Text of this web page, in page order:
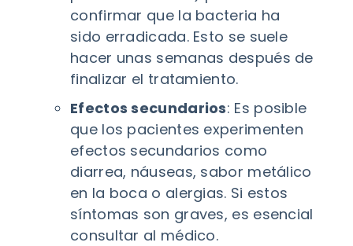
confirmar que la bacteria ha
sido erradicada. Esto se suele
hacer unas semanas después de
finalizar el tratamiento.
Efectos secundarios: Es posible
que los pacientes experimenten
efectos secundarios como
diarrea, náuseas, sabor metálico
en la boca o alergias. Si estos
síntomas son graves, es esencial
consultar al médico.